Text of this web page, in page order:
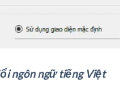
ngôn ngữ tiếng Việt